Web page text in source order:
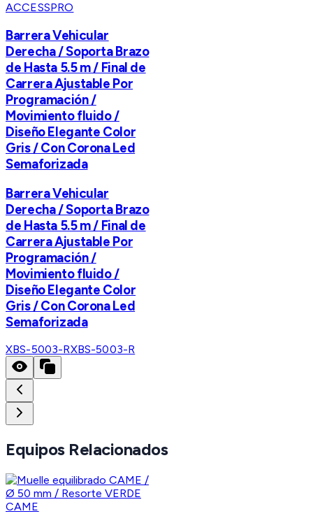
ACCESSPRO
Barrera Vehicular
Derecha / Soporta Brazo
de Hasta 5.5 m / Final de
Carrera Ajustable Por
Programación /
Movimiento fluido /
Diseño Elegante Color
Gris / Con Corona Led
Semaforizada
Barrera Vehicular
Derecha / Soporta Brazo
de Hasta 5.5 m / Final de
Carrera Ajustable Por
Programación /
Movimiento fluido /
Diseño Elegante Color
Gris / Con Corona Led
Semaforizada
XBS-5003-RXBS-5003-R
Equipos Relacionados
CAME